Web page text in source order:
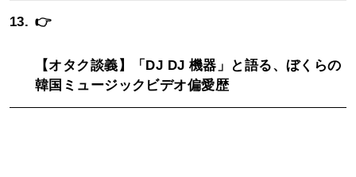
13. 👉
【オタク談義】「DJ DJ 機器」と語る、ぼくらの
韓国ミュージックビデオ偏愛歴